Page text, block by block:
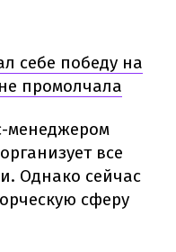
себе победу на
промолчала
менеджером
все
Однако сейчас
сферу